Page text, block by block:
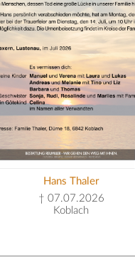
Hans Thaler
† 07.07.2026
Koblach